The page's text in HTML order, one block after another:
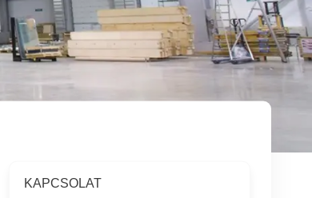
KAPCSOLAT